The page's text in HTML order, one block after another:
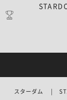
スターダム |